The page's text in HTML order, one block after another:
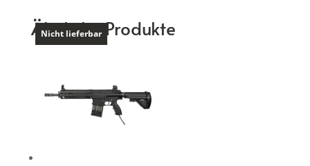
Ähnliche Produkte
Nicht lieferbar
Nicht lieferbar